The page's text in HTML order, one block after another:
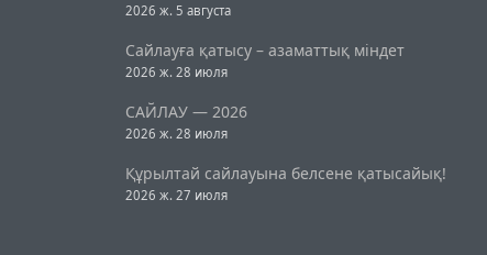
2026 ж. 5 августа
Сайлауға қатысу – азаматтық міндет
2026 ж. 28 июля
САЙЛАУ — 2026
2026 ж. 28 июля
Құрылтай сайлауына белсене қатысайық!
2026 ж. 27 июля